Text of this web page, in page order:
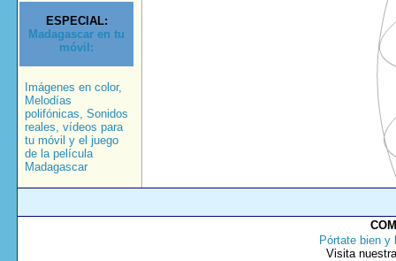
ESPECIAL:
Madagascar en tu
móvil:
Imágenes en color,
Melodías
polifónicas, Sonidos
reales, vídeos para
tu móvil y el juego
de la película
Madagascar
Pórtate bien y
Visita